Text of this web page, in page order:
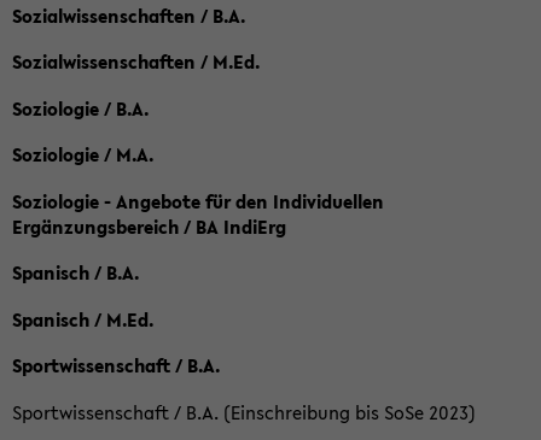
Sozialwissenschaften / B.A.
Sozialwissenschaften / M.Ed.
Soziologie / B.A.
Soziologie / M.A.
Soziologie - Angebote für den Individuellen
Ergänzungsbereich / BA IndiErg
Spanisch / B.A.
Spanisch / M.Ed.
Sportwissenschaft / B.A.
Sportwissenschaft / B.A. (Einschreibung bis SoSe 2023)